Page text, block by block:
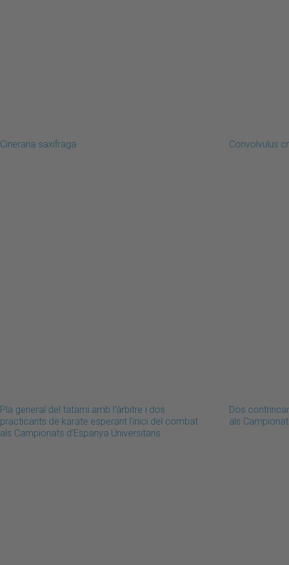
Cineraria saxifraga Convolvulus
Pla general del tatami amb l'àrbitre i dos
practicants de karate esperant l'inici del combat
als Campionats d'Espanya Universitaris
Dos
als